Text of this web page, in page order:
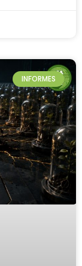
INFORMES